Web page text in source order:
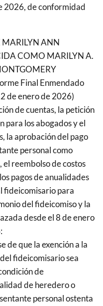
2026, de conformidad
MARILYN ANN
COMO MARILYN A.
Final Enmendado
de enero de 2026)
de cuentas, la petición
para los abogados y el
la aprobación del pago
personal como
reembolso de costos
pagos de anualidades
fideicomisario para
del fideicomiso y la
desde el 8 de enero
de que la exención a la
fideicomisario sea
de
de heredero o
personal ostenta